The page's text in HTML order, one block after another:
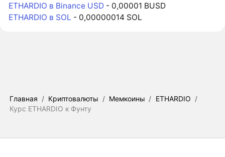
ETHARDIO в Binance USD - 0,00001 BUSD
ETHARDIO в SOL - 0,00000014 SOL
Главная / Криптовалюты / Мемкоины / ETHARDIO /
Курс ETHARDIO к Фунту